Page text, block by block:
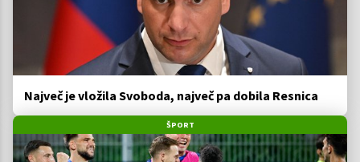
Največ je vložila Svoboda, največ pa dobila Resnica
ŠPORT